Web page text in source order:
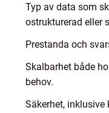
Typ av data som
ostrukturerad eller
Prestanda och
Skalbarhet både
behov.
Säkerhet, inklusive